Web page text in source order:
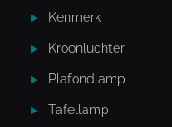
Kenmerk
Kroonluchter
Plafondlamp
Tafellamp